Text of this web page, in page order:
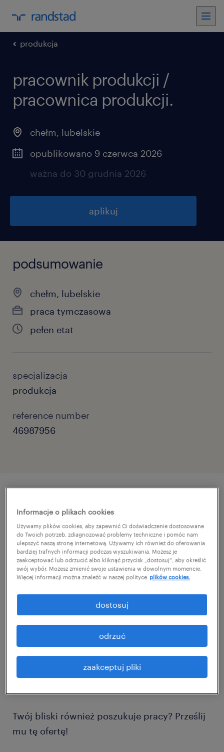
produkcja
pracownik produkcji /
pracownica produkcji.
chełm, lubelskie
opublikowano 9 czerwca 2026
ważna do 30 grudnia 2026
aplikuj
podsumowanie
chełm, lubelskie
praca tymczasowa
pełen etat
specjalizacja
produkcja
reference number
46987956
szczegóły oferty
Szukasz zatrudnienia z perspektywą
długotrwałej współpracy? Dołącz z Randstad
do zespołu u lidera w swojej branży!
Międzynarodowa, ceniona marka poszukuje
kandydatów i kandydatek na stanowisko:
pracownik / pracownica produkcji.
Doświadczenie nie jest wymagane –
zapewniamy pełne przeszkolenie od
Twój bliski również poszukuje pracy? Prześlij
mu tę ofertę!
Informacje o plikach cookies
Używamy plików cookies, aby zapewnić Ci doświadczenie dostosowane
do Twoich potrzeb, zdiagnozować problemy techniczne i pomóc nam
ulepszyć naszą stronę internetową. Używamy ich również do oferowania
bardziej trafnych informacji podczas wyszukiwania. Możesz je
zaakceptować lub odrzucić albo kliknąć przycisk „dostosuj”, aby określić
swój wybór. Możesz zmienić swoje ustawienia w dowolnym momencie.
Więcej informacji można znaleźć w naszej polityce plików cookies.
zaakceptuj pliki
odrzuć
dostosuj